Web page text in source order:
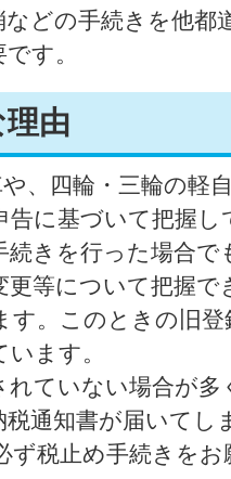
どの手続きを他都
す。
由
、四輪・三輪の軽
告に基づいて把握
続きを行った場合で
更等について把握
す。このときの旧
います。
ていない場合が多
税通知書が届いて
ず税止め手続きを